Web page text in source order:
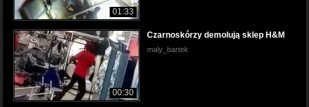
01:33
00:30
Czarnoskórzy demolują sklep H&M
maly_bartek